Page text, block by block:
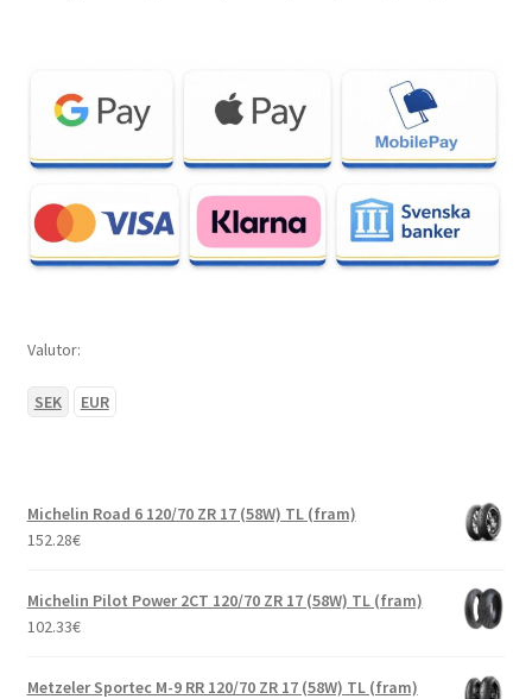
Valutor:
SEK EUR
Michelin Road 6 120/70 ZR 17 (58W) TL (fram)
152.28€
Michelin Pilot Power 2CT 120/70 ZR 17 (58W) TL (fram)
102.33€
Metzeler Sportec M-9 RR 120/70 ZR 17 (58W) TL (fram)